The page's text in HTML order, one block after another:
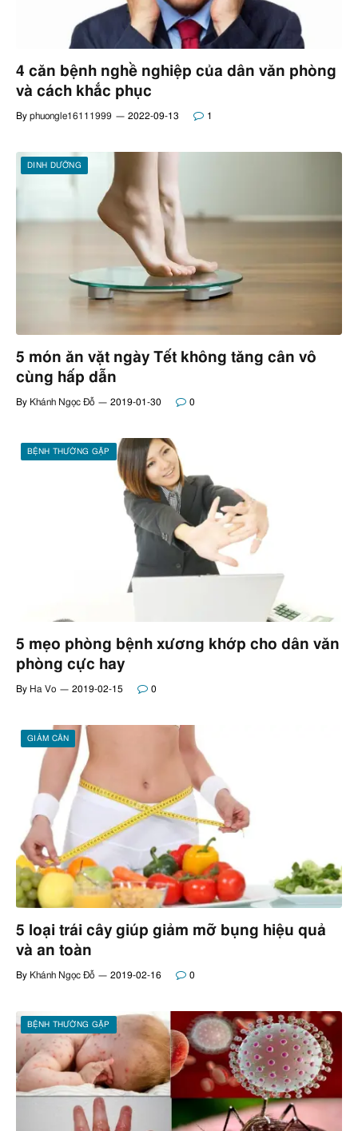
4 căn bệnh nghề nghiệp của dân văn phòng
và cách khắc phục
By phuongle16111999 2022-09-13 1
DINH DƯỠNG
5 món ăn vặt ngày Tết không tăng cân vô
cùng hấp dẫn
By Khánh Ngọc Đỗ 2019-01-30 0
BỆNH THƯỜNG GẶP
5 mẹo phòng bệnh xương khớp cho dân văn
phòng cực hay
By Ha Vo 2019-02-15 0
GIẢM CÂN
5 loại trái cây giúp giảm mỡ bụng hiệu quả
và an toàn
By Khánh Ngọc Đỗ 2019-02-16 0
BỆNH THƯỜNG GẶP